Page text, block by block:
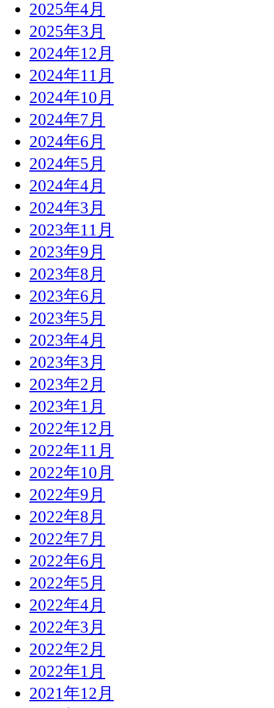
2025年4月
2025年3月
2024年12月
2024年11月
2024年10月
2024年7月
2024年6月
2024年5月
2024年4月
2024年3月
2023年11月
2023年9月
2023年8月
2023年6月
2023年5月
2023年4月
2023年3月
2023年2月
2023年1月
2022年12月
2022年11月
2022年10月
2022年9月
2022年8月
2022年7月
2022年6月
2022年5月
2022年4月
2022年3月
2022年2月
2022年1月
2021年12月